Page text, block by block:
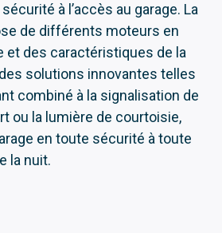
à l’accès au garage. La
de différents moteurs en
et des caractéristiques de la
solutions innovantes telles
combiné à la signalisation de
ou la lumière de courtoisie,
en toute sécurité à toute
la nuit.